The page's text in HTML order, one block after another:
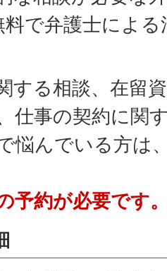
料で弁護士によ
する相談、在留
仕事の契約に関
悩んでいる方は
予約が必要です